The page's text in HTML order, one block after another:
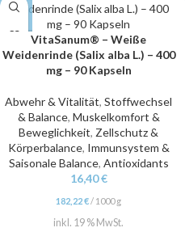
VitaSanum® – Weiße
Weidenrinde (Salix alba L.) – 400
mg – 90 Kapseln
Abwehr & Vitalität, Stoffwechsel
& Balance, Muskelkomfort &
Beweglichkeit, Zellschutz &
Körperbalance, Immunsystem &
Saisonale Balance, Antioxidants
16,40€
182,22€/ 1000 g
inkl. 19 % MwSt.